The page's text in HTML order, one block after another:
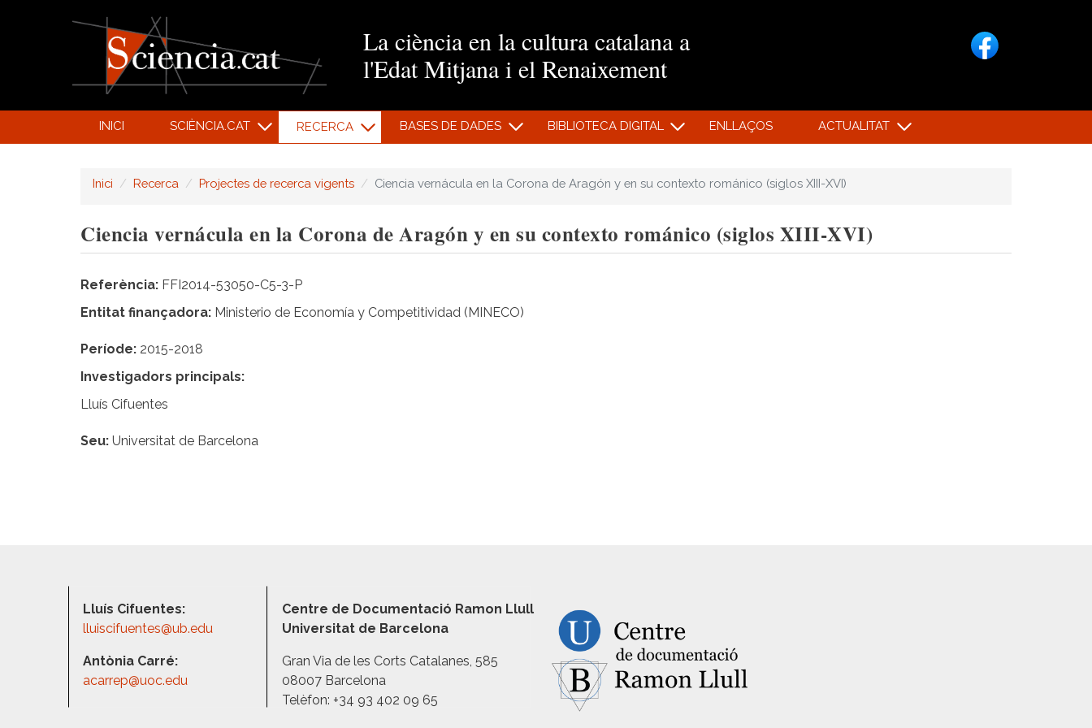
La ciència en la cultura catalana a
l'Edat Mitjana i el Renaixement
INICI SCIÈNCIA.CAT RECERCA BASES DE DADES BIBLIOTECA DIGITAL ENLLAÇOS ACTUALITAT
Inici Recerca Projectes de recerca vigents Ciencia vernácula en la Corona de Aragón y en su contexto románico (siglos XIII-XVI)
Ciencia vernácula en la Corona de Aragón y en su contexto románico (siglos XIII-XVI)
Referència FFI2014-53050-C5-3-P
Entitat finançadora Ministerio de Economía y Competitividad (MINECO)
Període 2015-2018
Investigadors principals
Lluís Cifuentes
Seu Universitat de Barcelona
Lluís Cifuentes:
lluiscifuentes@ub.edu
Antònia Carré:
acarrep@uoc.edu
Centre de Documentació Ramon Llull
Universitat de Barcelona
Gran Via de les Corts Catalanes, 585
08007 Barcelona
Telèfon: +34 93 402 09 65